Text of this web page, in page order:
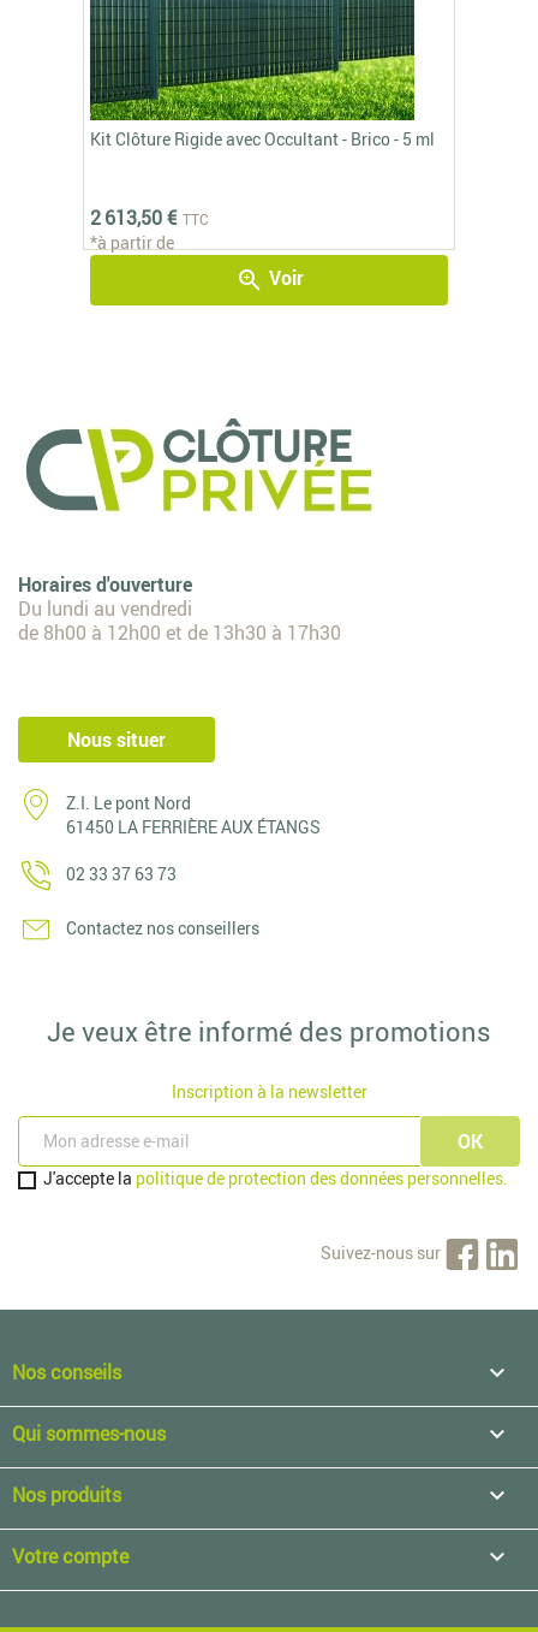
Kit Clôture Rigide avec Occultant - Brico - 5 ml
2 613,50 € TTC
*à partir de
zoom_in Voir
Horaires d'ouverture
Du lundi au vendredi
de 8h00 à 12h00 et de 13h30 à 17h30
Nous situer
Z.I. Le pont Nord
61450 LA FERRIÈRE AUX ÉTANGS
02 33 37 63 73
Contactez nos conseillers
Je veux être informé des promotions
Inscription à la newsletter
J'accepte la politique de protection des données personnelles.
Suivez-nous sur
Nos conseils 
Qui sommes-nous 
Nos produits 
Votre compte 